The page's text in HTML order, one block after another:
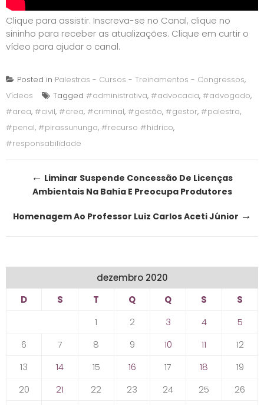
Clique para assistir. Inscreva-se no Canal, clique no
sininho para receber as atualizações. Clique em curtir o
vídeo para ajudar o canal.
Posted in Palestras - Cursos - Treinamentos - Congressos,
Vídeos
Tagged #administrativa, #advocacia, #advogado,
#area, #civil, #crea, #criminal, #gestão, #gestor, #palestra,
#penal, #pirassununga, #recurso #hidrico,
#responsabilidade
Post
navigation
← Liminar Suspende Concessão De Licenças
Ambientais Na Bahia E Preocupa Produtores
Homenagem Ao Professor Luiz Carlos Aceti Júnior →
dezembro 2020
D
S T Q Q S
S
1
2 3 4
5
6
7 8 9 10 11
12
13
14 15 16 17 18
19
20
21 22 23 24 25 26